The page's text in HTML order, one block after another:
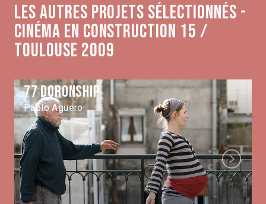
Les autres projets sélectionnés -
Cinéma en construction 15 /
Toulouse 2009
77 Doronship
Pablo Agüero
Next